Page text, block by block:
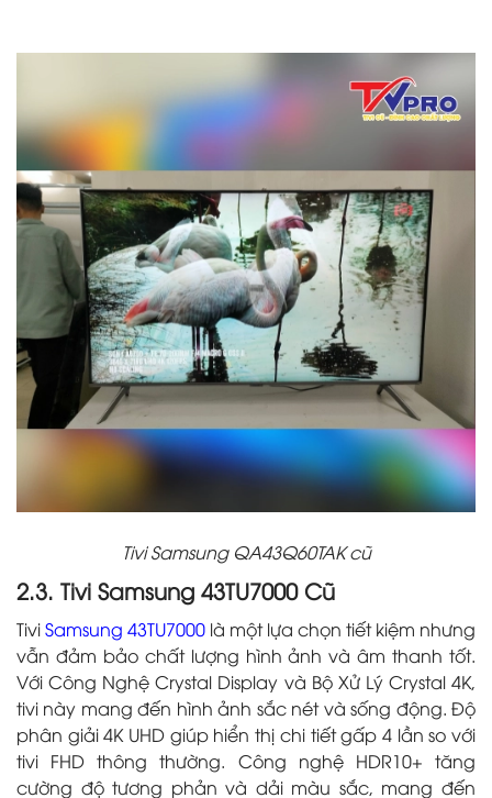
Tivi Samsung QA43Q60TAK cũ
2.3. Tivi Samsung 43TU7000 Cũ
TiviSamsung 43TU7000 là một lựa chọn tiết kiệm nhưng
vẫn đảm bảo chất lượng hình ảnh và âm thanh tốt.
Với Công Nghệ Crystal Display và Bộ Xử Lý Crystal 4K,
tivi này mang đến hình ảnh sắc nét và sống động. Độ
phân giải 4K UHD giúp hiển thị chi tiết gấp 4 lần so với
tivi FHD thông thường. Công nghệ HDR10+ tăng
cường độ tương phản và dải màu sắc, mang đến